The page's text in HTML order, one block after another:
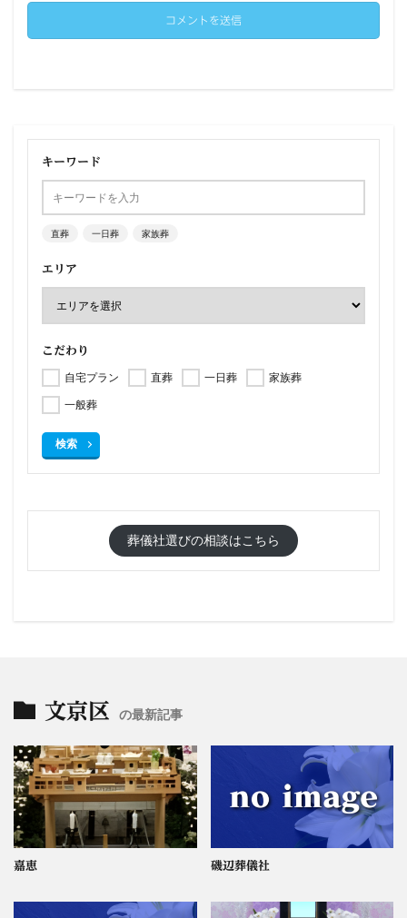
キーワード
直葬 一日葬 家族葬
エリア
こだわり
自宅プラン 直葬 一日葬
家族葬
一般葬
検索
葬儀社選びの相談はこちら
文京区 の最新記事
嘉恵 磯辺葬儀社